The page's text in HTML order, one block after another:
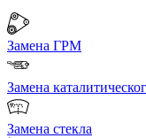
Замена ГРМ
Замена
Замена стекла